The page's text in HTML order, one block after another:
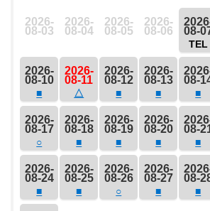
2026-
08-03
2026-
08-04
2026-
08-05
2026-
08-06 08-
TEL
2026-
08-10
■
2026-
08-11
△
2026-
08-12
■
2026-
08-13
■
08-
■
2026-
08-17
○
2026-
08-18
■
2026-
08-19
■
2026-
08-20
■
08-
■
2026-
08-24
■
2026-
08-25
■
2026-
08-26
○
2026-
08-27
■
08-
■